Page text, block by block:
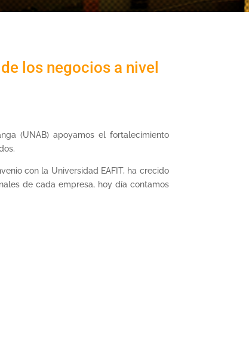
los negocios a nivel
(UNAB) apoyamos el fortalecimiento
con la Universidad EAFIT, ha crecido
de cada empresa, hoy día contamos